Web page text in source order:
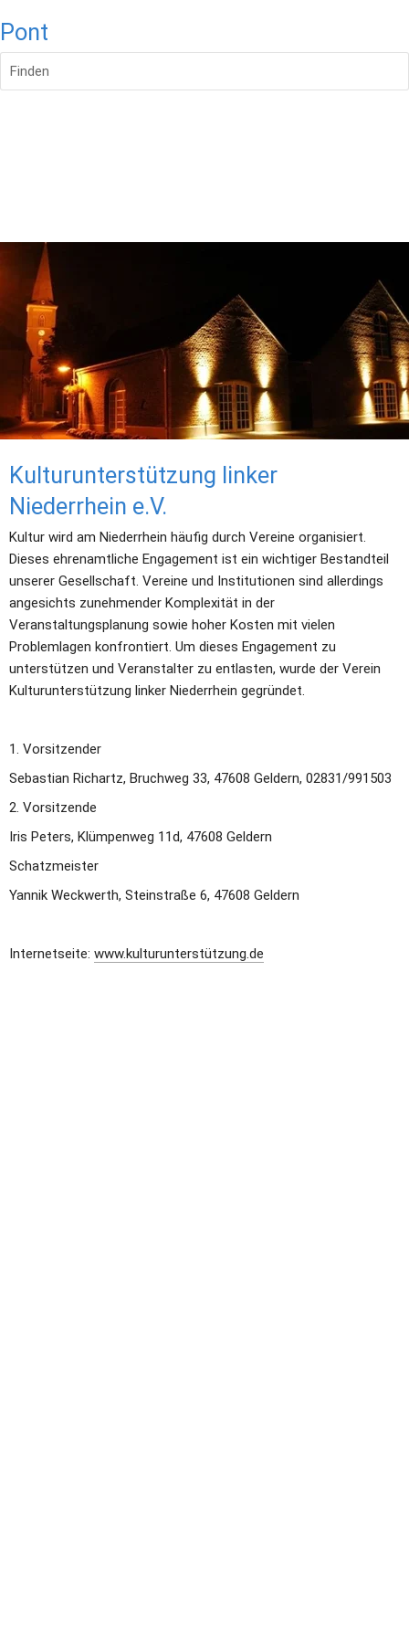
Pont
Finden
Kulturunterstützung linker
Niederrhein e.V.
Kultur wird am Niederrhein häufig durch Vereine organisiert.
Dieses ehrenamtliche Engagement ist ein wichtiger Bestandteil
unserer Gesellschaft. Vereine und Institutionen sind allerdings
angesichts zunehmender Komplexität in der
Veranstaltungsplanung sowie hoher Kosten mit vielen
Problemlagen konfrontiert. Um dieses Engagement zu
unterstützen und Veranstalter zu entlasten, wurde der Verein
Kulturunterstützung linker Niederrhein gegründet.
1. Vorsitzender
Sebastian Richartz, Bruchweg 33, 47608 Geldern, 02831/991503
2. Vorsitzende
Iris Peters, Klümpenweg 11d, 47608 Geldern
Schatzmeister
Yannik Weckwerth, Steinstraße 6, 47608 Geldern
Internetseite: www.kulturunterstützung.de